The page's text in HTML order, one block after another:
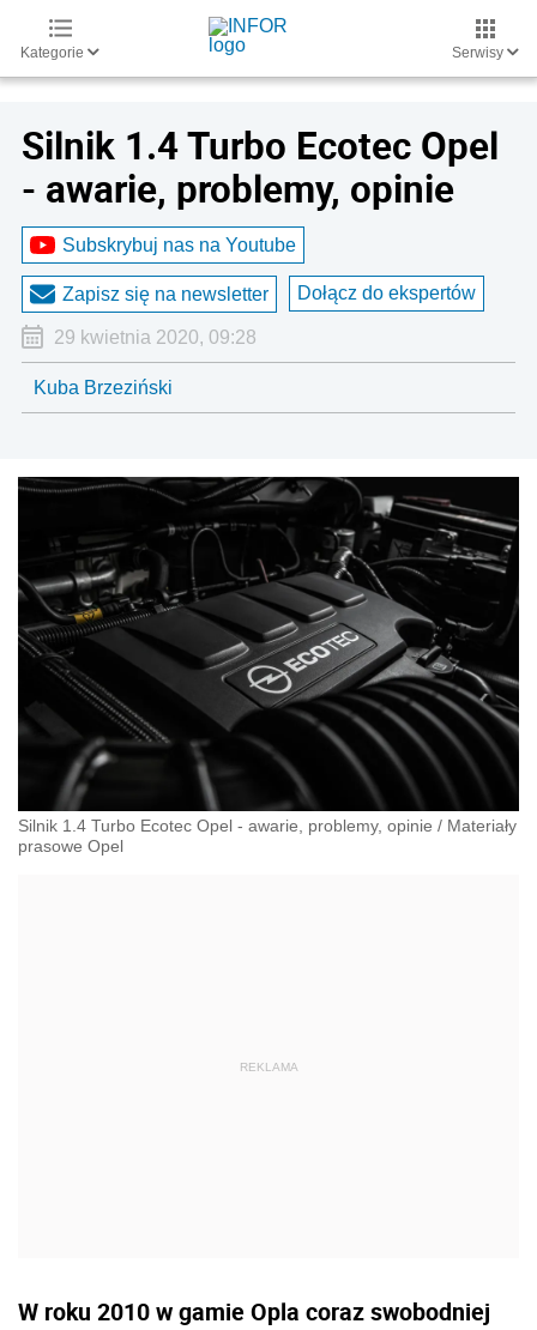
Kategorie Serwisy
Silnik 1.4 Turbo Ecotec Opel
- awarie, problemy, opinie
Subskrybuj nas na Youtube
Zapisz się na newsletter Dołącz do ekspertów
29 kwietnia 2020, 09:28
Kuba Brzeziński
Silnik 1.4 Turbo Ecotec Opel - awarie, problemy, opinie / Materiały
prasowe Opel
W roku 2010 w gamie Opla coraz swobodniej